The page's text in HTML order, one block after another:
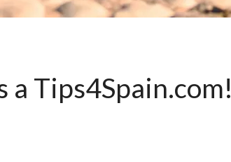
a Tips4Spain.com!